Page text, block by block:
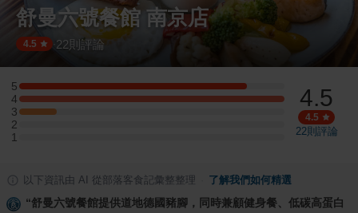
舒曼六號餐館 南京店
4.5 22 則評論
5
5 星：6 則評論
4
4 星：7 則評論
3
3 星：1 則評論
2
2 星：0 則評論
1
1 星：0 則評論
4.5
4.5
22則評論
以下資訊由 AI 從部落客食記彙整整理 了解我們如何精選
“舒曼六號餐館提供道地德國豬腳，同時兼顧健身餐、低碳高蛋白